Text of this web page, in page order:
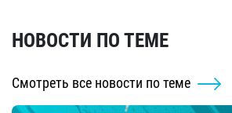
НОВОСТИ ПО ТЕМЕ
Смотреть все новости по теме